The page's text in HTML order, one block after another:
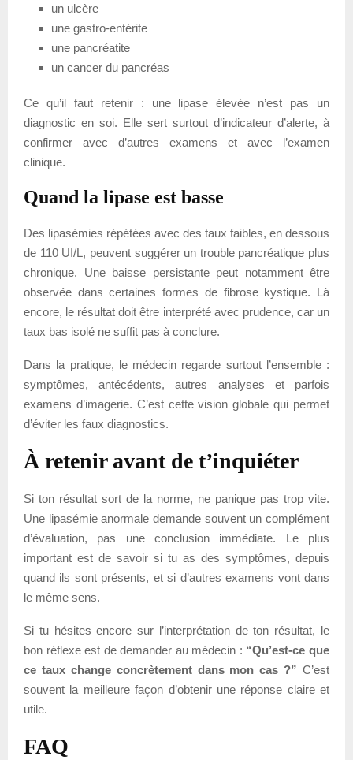
un ulcère
une gastro-entérite
une pancréatite
un cancer du pancréas
Ce qu’il faut retenir : une lipase élevée n’est pas un
diagnostic en soi. Elle sert surtout d’indicateur d’alerte, à
confirmer avec d’autres examens et avec l’examen
clinique.
Quand la lipase est basse
Des lipasémies répétées avec des taux faibles, en dessous
de 110 UI/L, peuvent suggérer un trouble pancréatique plus
chronique. Une baisse persistante peut notamment être
observée dans certaines formes de fibrose kystique. Là
encore, le résultat doit être interprété avec prudence, car un
taux bas isolé ne suffit pas à conclure.
Dans la pratique, le médecin regarde surtout l’ensemble :
symptômes, antécédents, autres analyses et parfois
examens d’imagerie. C’est cette vision globale qui permet
d’éviter les faux diagnostics.
À retenir avant de t’inquiéter
Si ton résultat sort de la norme, ne panique pas trop vite.
Une lipasémie anormale demande souvent un complément
d’évaluation, pas une conclusion immédiate. Le plus
important est de savoir si tu as des symptômes, depuis
quand ils sont présents, et si d’autres examens vont dans
le même sens.
Si tu hésites encore sur l’interprétation de ton résultat, le
bon réflexe est de demander au médecin : “Qu’est-ce que
ce taux change concrètement dans mon cas ?” C’est
souvent la meilleure façon d’obtenir une réponse claire et
utile.
FAQ